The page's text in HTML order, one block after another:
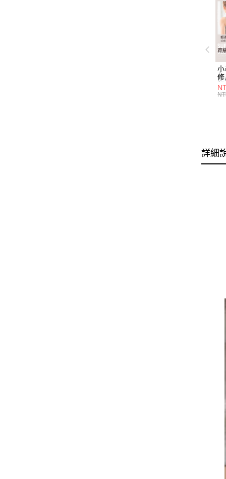
小
修
(
詳細